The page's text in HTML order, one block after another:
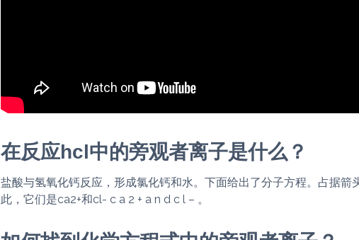
在反应hcl中的旁观者离子是什么？
盐酸与氢氧化钙反应，形成氯化钙和水。下面给出了分子方程。占据箭
此，它们是ca2+和cl- c a 2 + a n d c l – 。